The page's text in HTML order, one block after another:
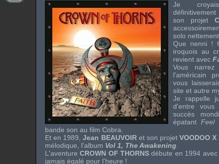
Je
son projet
solo
Que nenni !
iroquois au
revient avec
Vous
l'américain
vous
site et autre
Je rappelle
d'entre
succès
épatantFeel
bande son au film Cobra.
Et en 1989,Jean BEAUVOIRet son projetVOODOO X
mélodique, l'album Vol 1, The Awakening
L'aventureCROWN OF THORNS débute en 1994
jamais égalé pour l'heure !